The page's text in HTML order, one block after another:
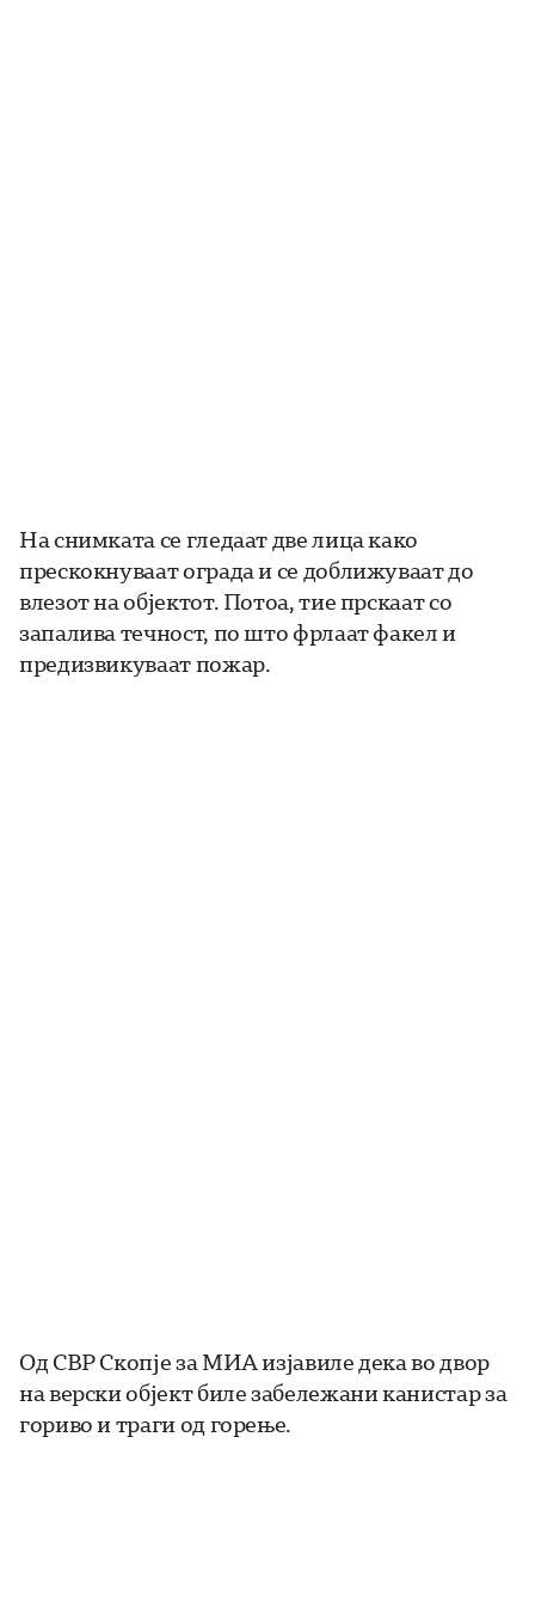
На снимката се гледаат две лица како
прескокнуваат ограда и се доближуваат до
влезот на објектот. Потоа, тие прскаат со
запалива течност, по што фрлаат факел и
предизвикуваат пожар.
Од СВР Скопје за МИА изјавиле дека во двор
на верски објект биле забележани канистар за
гориво и траги од горење.